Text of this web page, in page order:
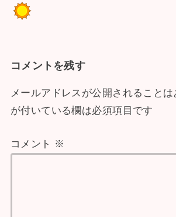
コメントを残す
メールアドレスが公開されることは
が付いている欄は必須項目です
コメント ※